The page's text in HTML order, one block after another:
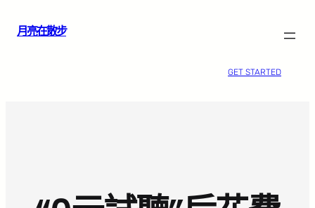
月亮在散步
GET STARTED